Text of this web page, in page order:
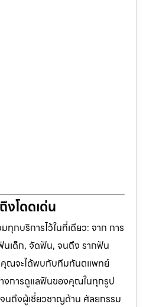
งโดดเด่น
กบริการไว้ในที่เดียว: จาก การ
เด็ก, จัดฟัน, จนถึง รากฟัน
คุณจะได้พบกับทีมทันตแพทย์
งการดูแลฟันของคุณในทุกรูป
นถึงผู้เชี่ยวชาญด้าน ศัลยกรรม